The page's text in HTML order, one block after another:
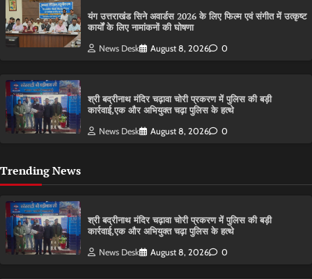
यंग उत्तराखंड सिने अवार्डस 2026 के लिए फिल्म एवं संगीत में उत्कृष्ट
कार्यों के लिए नामांकनों की घोषणा
News Desk August 8, 2026 0
श्री बद्रीनाथ मंदिर चढ़ावा चोरी प्रकरण में पुलिस की बड़ी
कार्रवाई,एक और अभियुक्त चढ़ा पुलिस के हत्थे
News Desk August 8, 2026 0
Trending News
श्री बद्रीनाथ मंदिर चढ़ावा चोरी प्रकरण में पुलिस की बड़ी
कार्रवाई,एक और अभियुक्त चढ़ा पुलिस के हत्थे
News Desk August 8, 2026 0